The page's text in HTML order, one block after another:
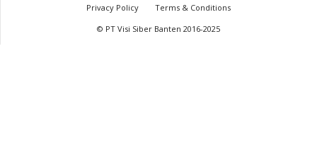
Privacy Policy
Terms & Conditions
© PT Visi Siber Banten 2016-2025